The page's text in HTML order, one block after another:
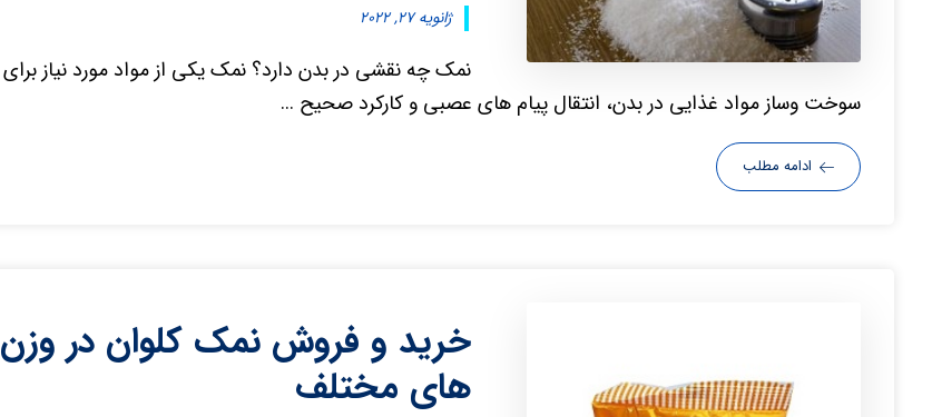
ژانویه ۲۷, ۲۰۲۲
نمک چه نقشی در بدن دارد؟ نمک یکی از مواد مورد نیاز برای
سوخت وساز مواد غذایی در بدن، انتقال پیام های عصبی و کارکرد صحیح ...
ادامه مطلب
خرید و فروش نمک کلوان در وزن
های مختلف